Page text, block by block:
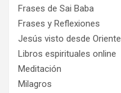
Frases de Sai Baba
Frases y Reflexiones
Jesús visto desde Oriente
Libros espirituales online
Meditación
Milagros